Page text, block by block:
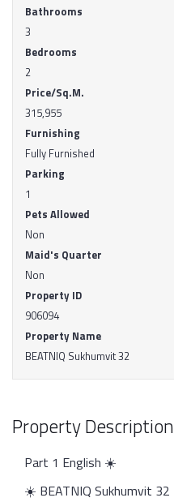
Bathrooms
3
Bedrooms
2
Price/Sq.M.
315,955
Furnishing
Fully Furnished
Parking
1
Pets Allowed
Non
Maid's Quarter
Non
Property ID
906094
Property Name
BEATNIQ Sukhumvit 32
Property Description
Part 1 English ☀️
☀️ BEATNIQ Sukhumvit 32